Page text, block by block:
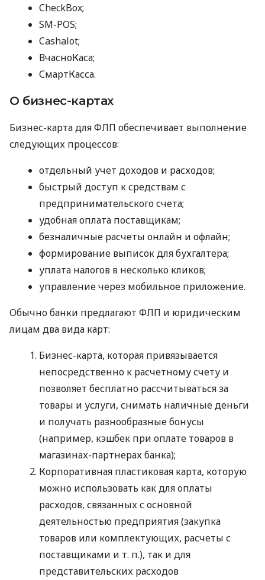
CheckBox;
SM-POS;
Cashalot;
ВчасноКаса;
СмартКасса.
О бизнес-картах
Бизнес-карта для ФЛП обеспечивает выполнение
следующих процессов:
отдельный учет доходов и расходов;
быстрый доступ к средствам с
предпринимательского счета;
удобная оплата поставщикам;
безналичные расчеты онлайн и офлайн;
формирование выписок для бухгалтера;
уплата налогов в несколько кликов;
управление через мобильное приложение.
Обычно банки предлагают ФЛП и юридическим
лицам два вида карт:
Бизнес-карта, которая привязывается
непосредственно к расчетному счету и
позволяет бесплатно рассчитываться за
товары и услуги, снимать наличные деньги
и получать разнообразные бонусы
(например, кэшбек при оплате товаров в
магазинах-партнерах банка);
Корпоративная пластиковая карта, которую
можно использовать как для оплаты
расходов, связанных с основной
деятельностью предприятия (закупка
товаров или комплектующих, расчеты с
поставщиками и т. п.), так и для
представительских расходов